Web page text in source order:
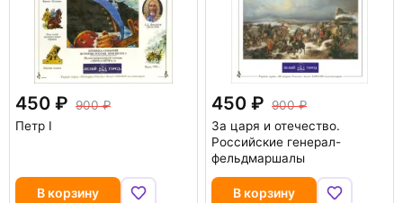
450
900
Петр I
В корзину
450
900
За царя и отечество.
Российские генерал-
фельдмаршалы
В корзину